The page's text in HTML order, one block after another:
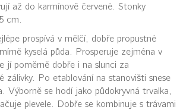
až do karmínově červené. Stonky
cm.
prospívá v mělčí, dobře propustné
kyselá půda. Prosperuje zejména v
jí poměrně dobře i na slunci za
zálivky. Po etablování na stanovišti snese
Výborně se hodí jako půdokryvná trvalka,
plevele. Dobře se kombinuje s trávami